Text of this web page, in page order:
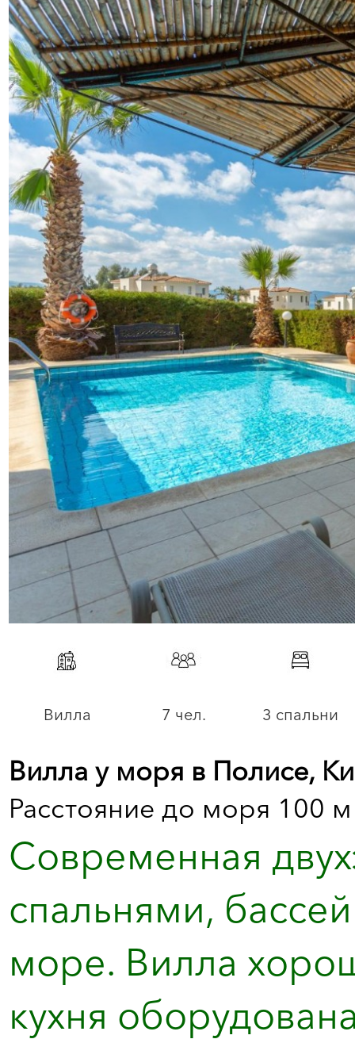
Вилла 7 чел. 3 спальни
Вилла у моря в Полисе,
Расстояние до моря 100 м
Современная
спальнями,
море. Вилла
кухня